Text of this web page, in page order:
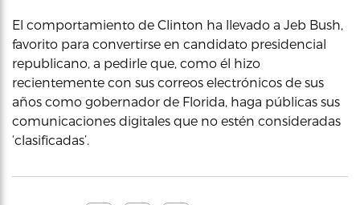
El comportamiento de Clinton ha llevado a Jeb Bush,
favorito para convertirse en candidato presidencial
republicano, a pedirle que, como él hizo
recientemente con sus correos electrónicos de sus
años como gobernador de Florida, haga públicas sus
comunicaciones digitales que no estén consideradas
‘clasificadas’.